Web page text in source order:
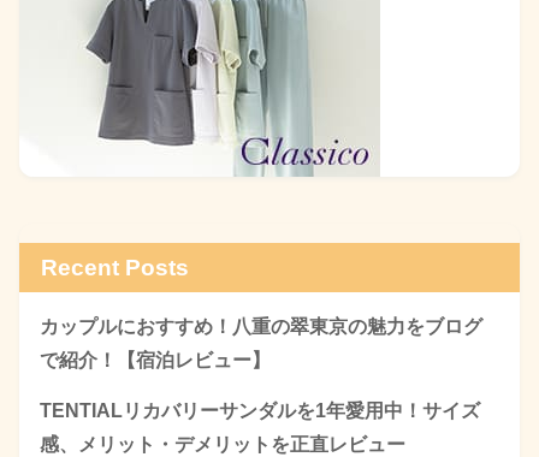
Recent Posts
カップルにおすすめ！八重の翠東京の魅力をブログ
で紹介！【宿泊レビュー】
TENTIALリカバリーサンダルを1年愛用中！サイズ
感、メリット・デメリットを正直レビュー